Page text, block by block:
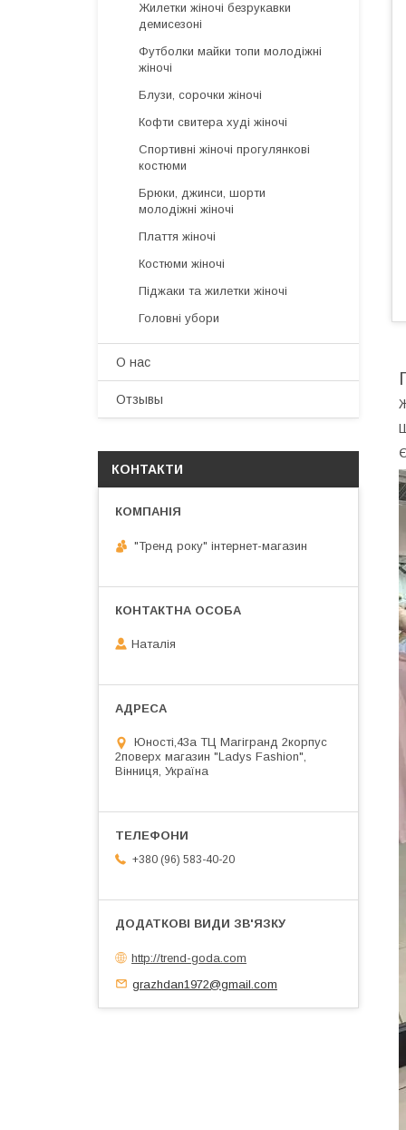
Жилетки жіночі безрукавки
демисезоні
Футболки майки топи молодіжні
жіночі
Блузи, сорочки жіночі
Кофти свитера худі жіночі
Спортивні жіночі прогулянкові
костюми
Брюки, джинси, шорти
молодіжні жіночі
Плаття жіночі
Костюми жіночі
Піджаки та жилетки жіночі
Головні убори
О нас
Отзывы
КОНТАКТИ
"Тренд року" інтернет-магазин
Наталія
Юності,43а ТЦ Магігранд 2корпус
2поверх магазин "Ladys Fashion",
Вінниця, Україна
+380 (96) 583-40-20
http://trend-goda.com
grazhdan1972@gmail.com